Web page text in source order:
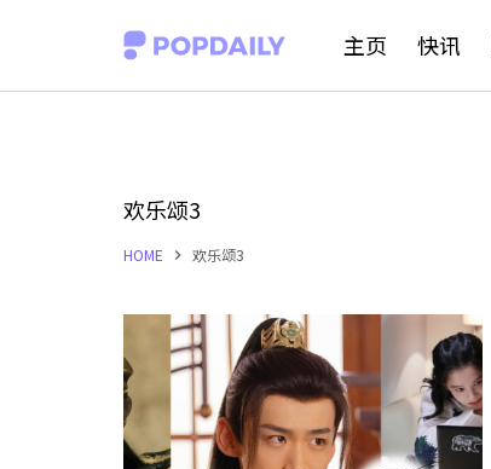
主页 快讯
欢乐颂3
HOME 欢乐颂3